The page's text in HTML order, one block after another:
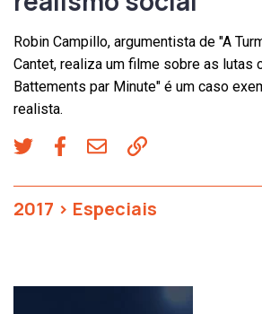
Robin Campillo, argumentista de "A
Cantet, realiza um filme sobre as lutas
Battements par Minute" é um caso
realista.
2017 > Especiais